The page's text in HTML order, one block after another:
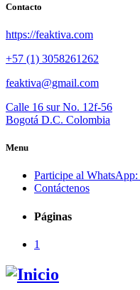
Contacto
https://feaktiva.com
+57 (1) 3058261262
feaktiva@gmail.com
Calle 16 sur No. 12f-56
Bogotá D.C. Colombia
Menu
Participe al
Contáctenos
Páginas
1